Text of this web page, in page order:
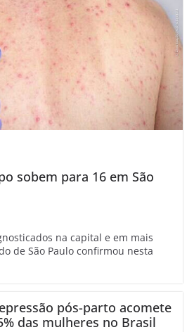
sobem para 16 em São
na capital e em mais
de São Paulo confirmou nesta
pós-parto acomete
das mulheres no Brasil